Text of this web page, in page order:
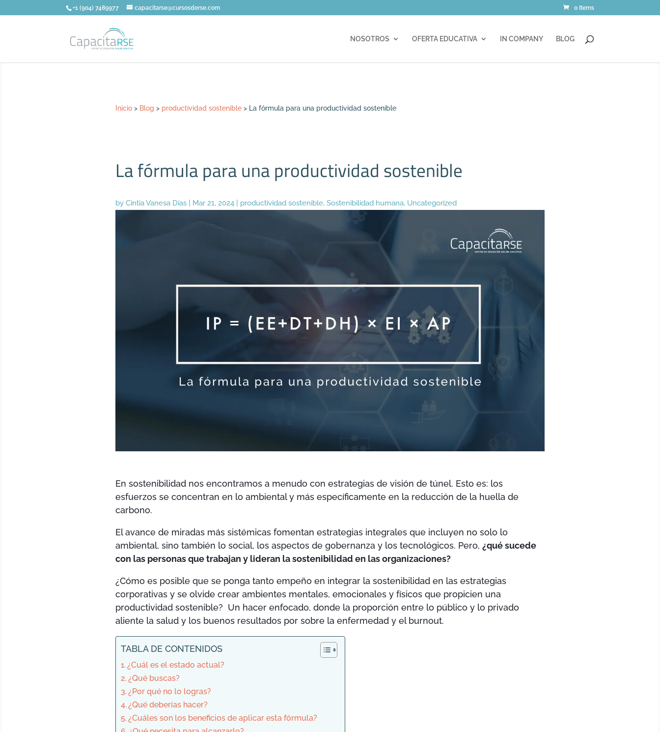
+1 (904) 7489977 capacitarse@cursosderse.com 0 Items
NOSOTROS OFERTA EDUCATIVA IN COMPANY BLOG
Inicio > Blog > productividad sostenible > La fórmula para una productividad sostenible
La fórmula para una productividad sostenible
byCintia Vanesa Días Mar 21, 2024 productividad sostenible,Sostenibilidad humana, Uncategorized
En sostenibilidad nos encontramos a menudo con estrategias de visión de túnel. Esto es: los
esfuerzos se concentran en lo ambiental y más específicamente en la reducción de la huella de
carbono.
El avance de miradas más sistémicas fomentan estrategias integrales que incluyen no solo lo
ambiental, sino también lo social, los aspectos de gobernanza y los tecnológicos. Pero,¿qué sucede
con las personas que trabajan y lideran la sostenibilidad en las organizaciones?
¿Cómo es posible que se ponga tanto empeño en integrar la sostenibilidad en las estrategias
corporativas y se olvide crear ambientes mentales, emocionales y físicos que propicien una
productividad sostenible? Un hacer enfocado, donde la proporción entre lo público y lo privado
aliente la salud y los buenos resultados por sobre la enfermedad y el burnout.
TABLA DE CONTENIDOS
¿Cuál es el estado actual?
¿Qué buscas?
¿Por qué no lo logras?
¿Qué deberías hacer?
¿Cuáles son los beneficios de aplicar esta fórmula?